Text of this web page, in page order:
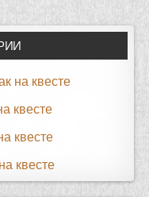
на квесте
квесте
квесте
квесте